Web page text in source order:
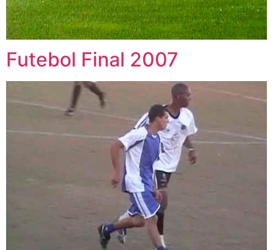
Futebol Final 2007